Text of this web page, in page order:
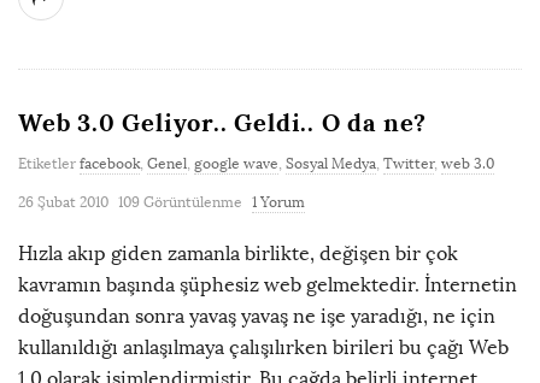
Web 3.0 Geliyor.. Geldi.. O da ne?
Etiketler facebook, Genel google wave Sosyal Medya Twitter, web 3.0
26 Şubat 2010 109 Görüntülenme 1 Yorum
Hızla akıp giden zamanla birlikte, değişen bir çok
kavramın başında şüphesiz web gelmektedir. İnternetin
doğuşundan sonra yavaş yavaş ne işe yaradığı, ne için
kullanıldığı anlaşılmaya çalışılırken birileri bu çağı Web
1.0 olarak isimlendirmiştir. Bu çağda belirli internet